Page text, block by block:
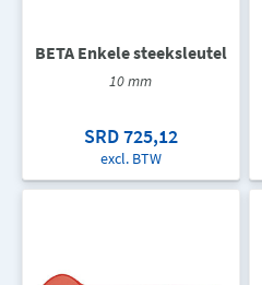
BETA Enkele steeksleutel
10 mm
SRD 725,12
excl. BTW